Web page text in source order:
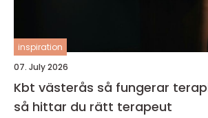
inspiration
07. July 2026
Kbt västerås så fungerar terapiformen och
så hittar du rätt terapeut